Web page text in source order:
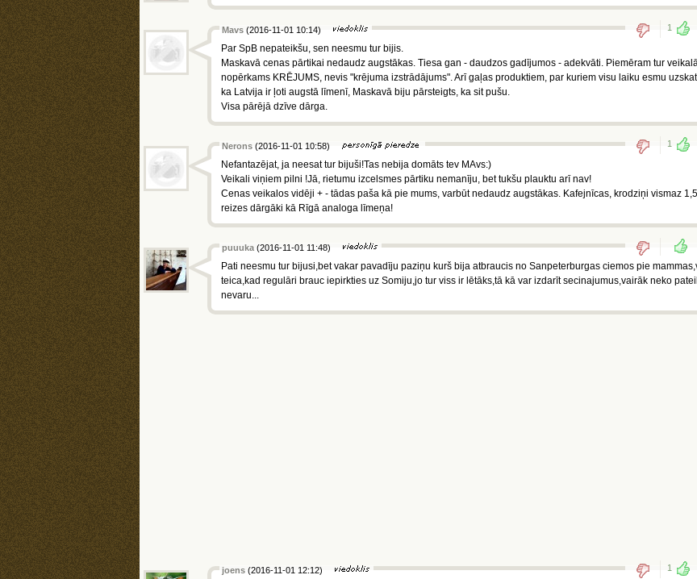
Mavs (2016-11-01 10:14) 1
Par SpB nepateikšu, sen neesmu tur bijis.
Maskavā cenas pārtikai nedaudz augstākas. Tiesa gan - daudzos gadījumos - adekvāti. Piemēram tur
nopērkams KRĒJUMS, nevis "krējuma izstrādājums". Arī gaļas produktiem, par kuriem visu laiku esmu
ka Latvija ir ļoti augstā līmenī, Maskavā biju pārsteigts, ka sit pušu.
Visa pārējā dzīve dārga.
Nerons (2016-11-01 10:58) 1
Nefantazējat, ja neesat tur bijuši!Tas nebija domāts tev MAvs:)
Veikali viņiem pilni !Jā, rietumu izcelsmes pārtiku nemanīju, bet tukšu plauktu arī nav!
Cenas veikalos vidēji + - tādas paša kā pie mums, varbūt nedaudz augstākas. Kafejnīcas, krodziņi vismaz 1,5
reizes dārgāki kā Rīgā analoga līmeņa!
puuuka (2016-11-01 11:48)
Pati neesmu tur bijusi,bet vakar pavadīju paziņu kurš bija atbraucis no Sanpeterburgas ciemos pie
teica,kad regulāri brauc iepirkties uz Somiju,jo tur viss ir lētāks,tā kā var izdarīt secinajumus,vairāk neko
nevaru...
joens (2016-11-01 12:12) 1